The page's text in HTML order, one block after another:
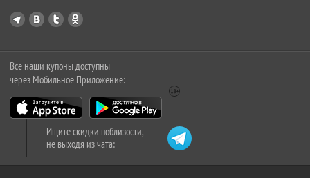
Все наши купоны доступны
через Мобильное Приложение:
Ищите скидки поблизости,
не выходя из чата: